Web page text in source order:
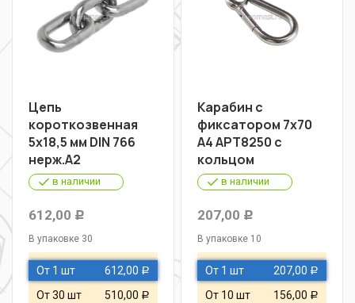
Цепь
короткозвенная
5х18,5 мм DIN 766
нерж.А2
в наличии
612,00 Р
В упаковке 30
От 1 шт 612,00 Р
От 30 шт 510,00 Р
Карабин с
фиксатором 7х70
А4 АРТ8250 с
кольцом
в наличии
207,00 Р
В упаковке 10
От 1 шт 207,00 Р
От 10 шт 156,00 Р